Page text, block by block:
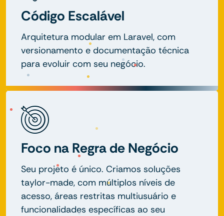
Código Escalável
Arquitetura modular em Laravel, com
versionamento e documentação técnica
para evoluir com seu negócio.
Foco na Regra de Negócio
Seu projeto é único. Criamos soluções
taylor-made, com múltiplos níveis de
acesso, áreas restritas multiusuário e
funcionalidades específicas ao seu